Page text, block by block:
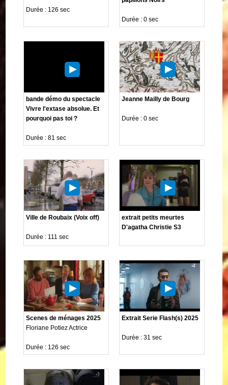
Durée : 126 sec
Durée : 0 sec
bande démo du spectacle
Vivre l'extase absolue. Et
pourquoi pas toi ?
Durée : 81 sec
Jeanne Mailly de Bourg
Durée : 0 sec
Ville de Roubaix (Voix off)
Durée : 111 sec
extrait petits meurtes
D'agatha Christie S3
Scenes de ménages 2025
Floriane Potiez Actrice
Durée : 126 sec
Extrait Serie Flash(s) 2025
Durée : 31 sec